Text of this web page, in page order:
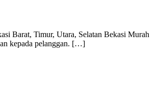
Barat, Timur, Utara, Selatan Bekasi Murah
kepada pelanggan. […]